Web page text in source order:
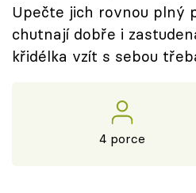
Upečte jich rovnou plný
chutnají dobře i
křidélka vzít s sebou
4 porce